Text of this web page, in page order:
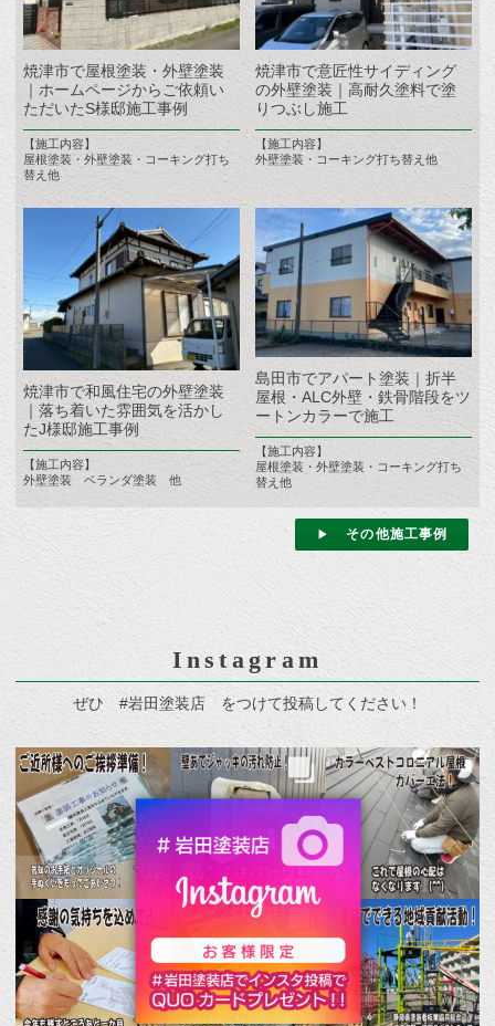
焼津市で屋根塗装・外壁塗装
｜ホームページからご依頼い
ただいたS様邸施工事例
【施工内容】
屋根塗装・外壁塗装・コーキング打ち
替え他
焼津市で意匠性サイディング
の外壁塗装｜高耐久塗料で塗
りつぶし施工
【施工内容】
外壁塗装・コーキング打ち替え他
焼津市で和風住宅の外壁塗装
｜落ち着いた雰囲気を活かし
たJ様邸施工事例
【施工内容】
外壁塗装 ベランダ塗装 他
島田市でアパート塗装｜折半
屋根・ALC外壁・鉄骨階段をツ
ートンカラーで施工
【施工内容】
屋根塗装・外壁塗装・コーキング打ち
替え他
その他施工事例
Instagram
ぜひ #岩田塗装店 をつけて投稿してください！